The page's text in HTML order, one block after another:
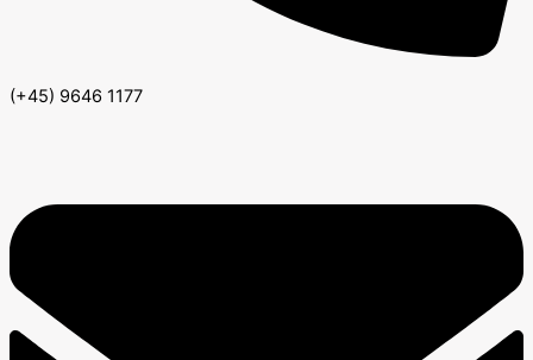
(+45) 9646 1177